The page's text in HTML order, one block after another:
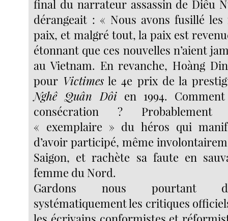
final du narrateur assassin de Diêu
dérangeait : « Nous avons fusillé les
paix, et malgré tout, la paix est
étonnant que ces nouvelles n’aient
au Vietnam. En revanche, Hoàng
pour Victimesle 4e prix de la
Nghê Quân Dôi en 1994.
consécration ? Probablement
« exemplaire » du héros qui
d’avoir participé, même
Saigon, et rachète sa faute en
femme du Nord.
Gardons nous pourtant
systématiquement les critiques